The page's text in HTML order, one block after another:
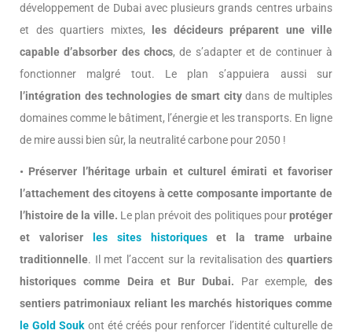
développement de Dubai avec plusieurs grands centres urbains
et des quartiers mixtes,
les décideurs préparent une ville
capable d’absorber des chocs, de s’adapter et de continuer à
fonctionner malgré tout. Le plan s’appuiera aussi sur
l’intégration des technologies de smart citydans de multiples
domaines comme le bâtiment, l’énergie et les transports. En ligne
de mire aussi bien sûr, la neutralité carbone pour 2050 !
• Préserver l’héritage urbain et culturel émirati et favoriser
l’attachement des citoyens à cette composante importante de
l’histoire de la ville. Le plan prévoit des politiques pourprotéger
et valoriser
les sites historiques
et la trame urbaine
traditionnelle. Il met l’accent sur la revitalisation des quartiers
historiques comme Deira et Bur Dubai. Par exemple, des
sentiers patrimoniaux reliant les marchés historiques comme
le Gold Souk ont été créés pour renforcer l’identité culturelle de